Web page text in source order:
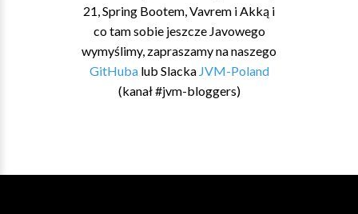
21, Spring Bootem, Vavrem i Akką i
co tam sobie jeszcze Javowego
wymyślimy, zapraszamy na naszego
GitHubalub Slacka JVM-Poland
(kanał #jvm-bloggers)